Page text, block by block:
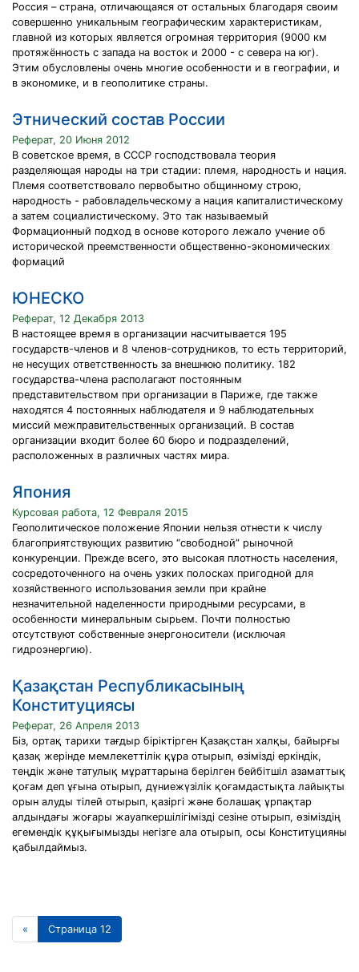
Россия – страна, отличающаяся от остальных благодаря своим
совершенно уникальным географическим характеристикам,
главной из которых является огромная территория (9000 км
протяжённость с запада на восток и 2000 - с севера на юг).
Этим обусловлены очень многие особенности и в географии, и
в экономике, и в геополитике страны.
Этнический состав России
Реферат, 20 Июня 2012
В советское время, в СССР господствовала теория
разделяющая народы на три стадии: племя, народность и нация.
Племя соответствовало первобытно общинному строю,
народность - рабовладельческому а нация капиталистическому
а затем социалистическому. Это так называемый
Формационный подход в основе которого лежало учение об
исторической преемственности общественно-экономических
формаций
ЮНЕСКО
Реферат, 12 Декабря 2013
В настоящее время в организации насчитывается 195
государств-членов и 8 членов-сотрудников, то есть территорий,
не несущих ответственность за внешнюю политику. 182
государства-члена располагают постоянным
представительством при организации в Париже, где также
находятся 4 постоянных наблюдателя и 9 наблюдательных
миссий межправительственных организаций. В состав
организации входит более 60 бюро и подразделений,
расположенных в различных частях мира.
Япония
Курсовая работа, 12 Февраля 2015
Геополитическое положение Японии нельзя отнести к числу
благоприятствующих развитию “свободной” рыночной
конкуренции. Прежде всего, это высокая плотность населения,
сосредоточенного на очень узких полосках пригодной для
хозяйственного использования земли при крайне
незначительной наделенности природными ресурсами, в
особенности минеральным сырьем. Почти полностью
отсутствуют собственные энергоносители (исключая
гидроэнергию).
Қазақстан Республикасының
Конституциясы
Реферат, 26 Апреля 2013
Бiз, ортақ тарихи тағдыр бiрiктiрген Қазақстан халқы, байырғы
қазақ жерiнде мемлекеттiлiк құра отырып, өзiмiздi еркiндiк,
теңдiк және татулық мұраттарына берiлген бейбiтшiл азаматтық
қоғам деп ұғына отырып, дүниежүзiлiк қоғамдастықта лайықты
орын алуды тiлей отырып, қазiргi және болашақ ұрпақтар
алдындағы жоғары жауапкершiлiгiмiздi сезiне отырып, өзiмiздiң
егемендiк құқығымызды негiзге ала отырып, осы Конституцияны
қабылдаймыз.
« Страница 12